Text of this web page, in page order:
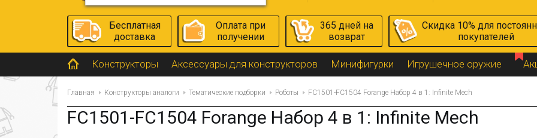
Бесплатная
доставка
Оплата при
получении
365 дней на
возврат
Скидка 10% для
покупателей
Конструкторы Аксессуары для конструкторов Минифигурки Игрушечное оружие
Главная Конструкторы аналоги Тематические подборки Роботы FC1501-FC1504 Forange Набор 4 в 1: Infinite Mech
FC1501-FC1504 Forange Набор 4 в 1: Infinite Mech